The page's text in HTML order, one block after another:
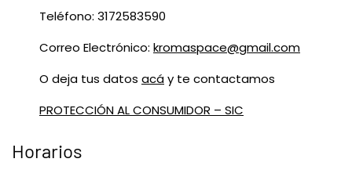
Teléfono: 3172583590
Correo Electrónico: kromaspace@gmail.com
O deja tus datos acáy te contactamos
PROTECCIÓN AL CONSUMIDOR – SIC
Horarios